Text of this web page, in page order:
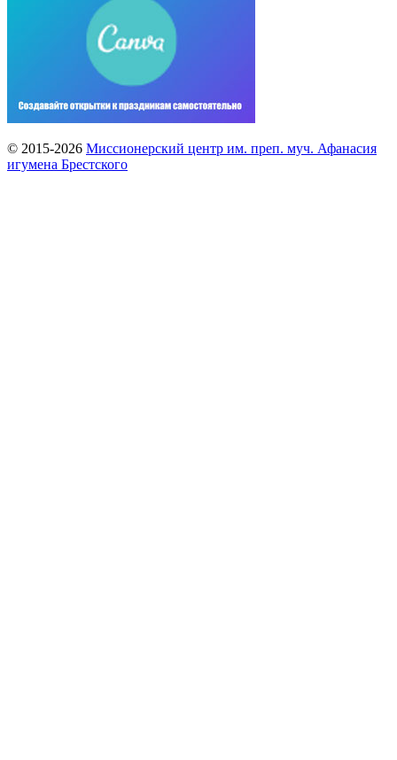
© 2015-2026 Миссионерский центр им. преп. муч. Афанасия
игумена Брестского